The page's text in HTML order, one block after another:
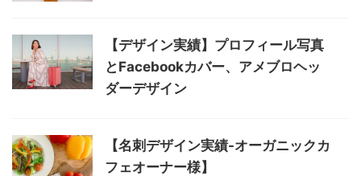
【デザイン実績】プロフィール写真
とFacebookカバー、アメブロヘッ
ダーデザイン
【名刺デザイン実績-オーガニックカ
フェオーナー様】